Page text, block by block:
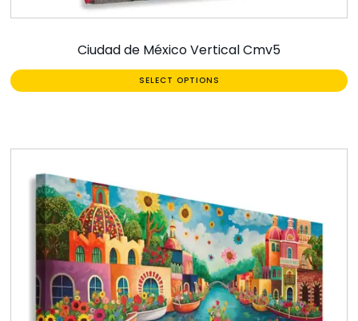
Ciudad de México Vertical Cmv5
SELECT OPTIONS